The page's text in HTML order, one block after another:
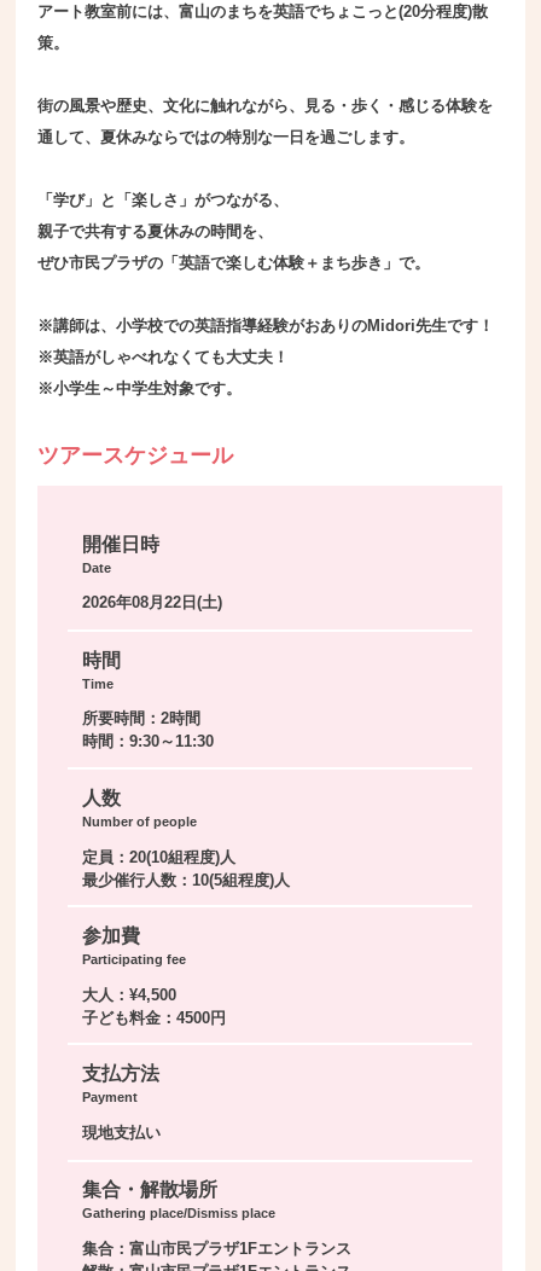
アート教室前には、富山のまちを英語でちょこっと(20分程度)散
策。
街の風景や歴史、文化に触れながら、見る・歩く・感じる体験を
通して、夏休みならではの特別な一日を過ごします。
「学び」と「楽しさ」がつながる、
親子で共有する夏休みの時間を、
ぜひ市民プラザの「英語で楽しむ体験＋まち歩き」で。
※講師は、小学校での英語指導経験がおありのMidori先生です！
※英語がしゃべれなくても大丈夫！
※小学生～中学生対象です。
ツアースケジュール
開催日時
Date
2026年08月22日(土)
時間
Time
所要時間：2時間
時間：9:30～11:30
人数
Number of people
定員：20(10組程度)人
最少催行人数：10(5組程度)人
参加費
Participating fee
大人：¥4,500
子ども料金：4500円
支払方法
Payment
現地支払い
集合・解散場所
Gathering place/Dismiss place
集合：富山市民プラザ1Fエントランス